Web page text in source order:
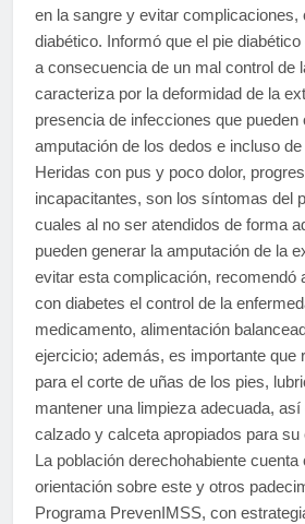
en la sangre y evitar complicaciones,
diabético. Informó que el pie
a consecuencia de un mal control de
caracteriza por la deformidad de la
presencia de infecciones que pueden
amputación de los dedos e incluso
Heridas con pus y poco dolor,
incapacitantes, son los síntomas del
cuales al no ser atendidos de forma
pueden generar la amputación de la
evitar esta complicación, recomendó
con diabetes el control de la
medicamento, alimentación
ejercicio; además, es importante que
para el corte de uñas de los pies,
mantener una limpieza adecuada,
calzado y calceta apropiados para su
La población derechohabiente
orientación sobre este y otros
Programa PrevenIMSS, con